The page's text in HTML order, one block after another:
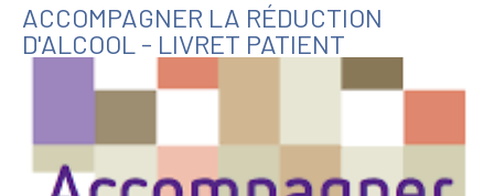
ACCOMPAGNER LA RÉDUCTION
D'ALCOOL - LIVRET PATIENT